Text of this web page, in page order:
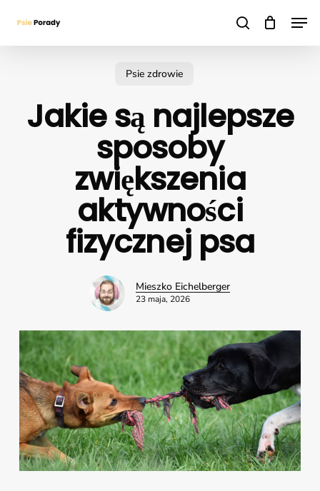
main
search
Psie zdrowie
Jakie są najlepsze
sposoby
zwiększenia
aktywności
fizycznej psa
Mieszko Eichelberger
23 maja, 2026